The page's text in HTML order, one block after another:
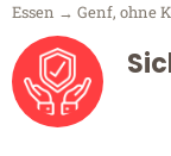
Essen → Genf, ohne